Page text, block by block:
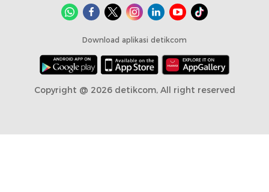
Download aplikasi detikcom
Copyright @ 2026 detikcom, All right reserved